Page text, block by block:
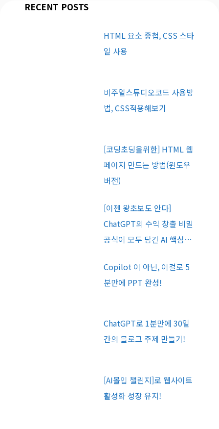
RECENT POSTS
HTML 요소 중첩, CSS 스타
일 사용
비주얼스튜디오코드 사용방
법, CSS적용해보기
[코딩초딩을위한] HTML 웹
페이지 만드는 방법(윈도우
버전)
[이젠 왕초보도 안다]
ChatGPT의 수익 창출 비밀
공식이 모두 담긴 AI 핵심…
Copilot 이 아닌, 이걸로 5
분만에 PPT 완성!
ChatGPT로 1분만에 30일
간의 블로그 주제 만들기!
[AI몰입 챌린지]로 웹사이트
활성화 성장 유지!